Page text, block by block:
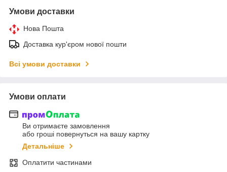
Умови доставки
Нова Пошта
Доставка кур'єром нової пошти
Всі умови доставки
Умови оплати
Ви отримаєте замовлення
або гроші повернуться на вашу картку
Детальніше
Оплатити частинами